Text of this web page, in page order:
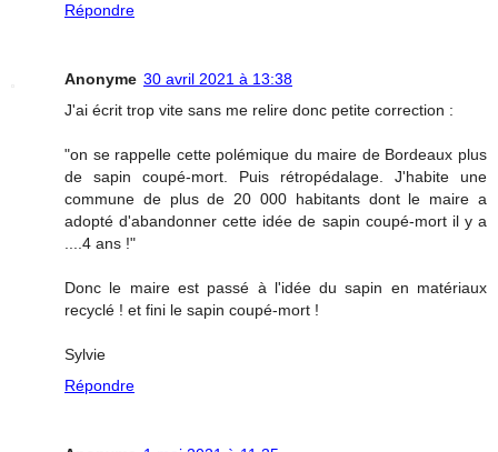
Répondre
Anonyme 30 avril 2021 à 13:38
J'ai écrit trop vite sans me relire donc petite correction :
"on se rappelle cette polémique du maire de Bordeaux plus
de sapin coupé-mort. Puis rétropédalage. J'habite une
commune de plus de 20 000 habitants dont le maire a
adopté d'abandonner cette idée de sapin coupé-mort il y a
....4 ans !"
Donc le maire est passé à l'idée du sapin en matériaux
recyclé ! et fini le sapin coupé-mort !
Sylvie
Répondre